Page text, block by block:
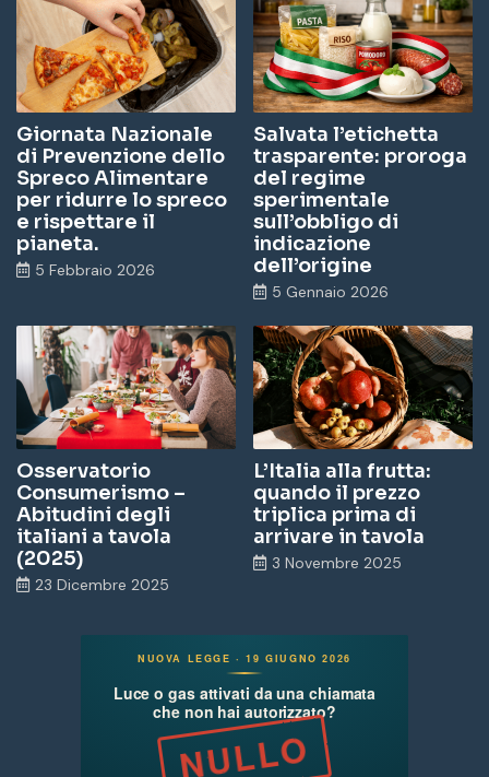
m
Giornata Nazionale
di Prevenzione dello
Spreco Alimentare
per ridurre lo spreco
e rispettare il
pianeta.
5 Febbraio 2026
Salvata l’etichetta
trasparente: proroga
del regime
sperimentale
sull’obbligo di
indicazione
dell’origine
5 Gennaio 2026
Osservatorio
Consumerismo –
Abitudini degli
italiani a tavola
(2025)
23 Dicembre 2025
L’Italia alla frutta:
quando il prezzo
triplica prima di
arrivare in tavola
3 Novembre 2025